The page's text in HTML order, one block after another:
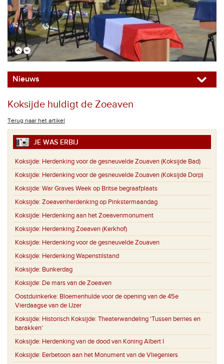
Nieuws
Koksijde huldigt de Zoeaven
Terug naar het artikel
JE WAS ERBIJ
Koksijde: Herdenking voor de gesneuvelde Zouaven (Koksijde Bad)
Koksijde: Herdenking voor de gesneuvelde Zouaven (Koksijde Dorp)
Koksijde: War Graves Week op Britse begraafplaats
Koksijde: Zoeavenherdenking op Pinkstermaandag
Koksijde: Herdenking aan het Zoeavenmonument
Koksijde: Herdenking Zoeaven (Kerkhof)
Koksijde: Herdenking voor de gesneuvelde Zouaven
Koksijde: Herdenking Wapenstilstand
Koksijde: Bunkerdag
Koksijde: De mars van de Zoeaven
Oostduinkerke: Bloemenhulde voor de opening van de 45e
Vierdaagse van de IJzer
Koksijde: Historisch Koksijde: Theaterwandeling 'Tussen berries en
barakken'
Koksijde: Herdenking van de dood van Koning Albert I
Koksijde: Eerbetoon aan het Monument van de Vliegeniers